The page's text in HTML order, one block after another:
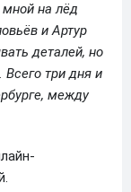
мной на лёд
и Артур
деталей, но
Всего три дня и
между